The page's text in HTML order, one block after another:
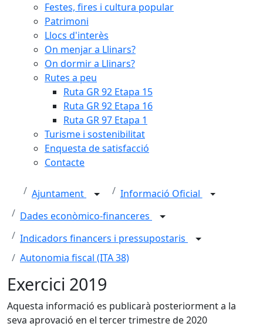
Festes, fires i cultura popular
Patrimoni
Llocs d'interès
On menjar a Llinars?
On dormir a Llinars?
Rutes a peu
Ruta GR 92 Etapa 15
Ruta GR 92 Etapa 16
Ruta GR 97 Etapa 1
Turisme i sostenibilitat
Enquesta de satisfacció
Contacte
Ajuntament
Informació Oficial
Dades econòmico-financeres
Indicadors financers i pressupostaris
Autonomia fiscal (ITA 38)
Exercici 2019
Aquesta informació es publicarà posteriorment a la
seva aprovació en el tercer trimestre de 2020